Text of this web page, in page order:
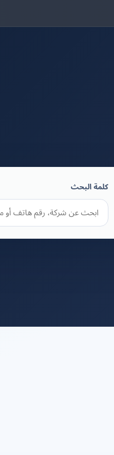
كلمة البحث